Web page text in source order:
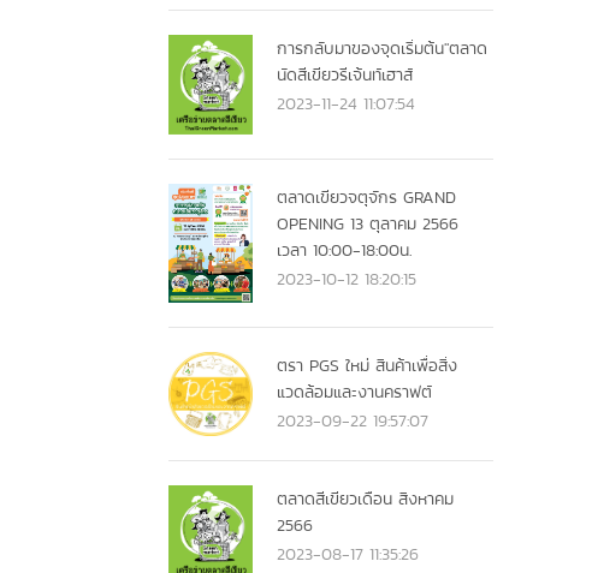
การกลับมาของจุดเริ่มต้น"ตลาด
นัดสีเขียวรีเจ้นท์เฮาส์
2023-11-24 11:07:54
ตลาดเขียวจตุจักร GRAND
OPENING 13 ตุลาคม 2566
เวลา 10:00-18:00น.
2023-10-12 18:20:15
ตรา PGS ใหม่ สินค้าเพื่อสิ่ง
แวดล้อมและงานคราฟต์
2023-09-22 19:57:07
ตลาดสีเขียวเดือน สิงหาคม
2566
2023-08-17 11:35:26